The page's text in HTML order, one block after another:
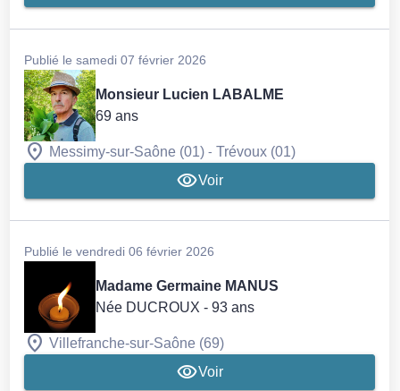
Publié le samedi 07 février 2026
Monsieur Lucien LABALME
69 ans
Messimy-sur-Saône (01) -Trévoux (01)
Voir
Publié le vendredi 06 février 2026
Madame Germaine MANUS
Née DUCROUX - 93 ans
Villefranche-sur-Saône (69)
Voir